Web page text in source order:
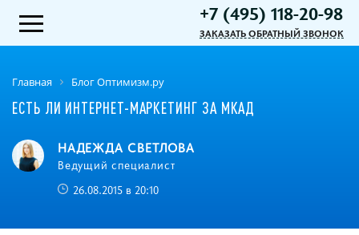
+7 (495) 118-20-98
ЗАКАЗАТЬ ОБРАТНЫЙ ЗВОНОК
Главная Блог Оптимизм.ру
ЕСТЬ ЛИ ИНТЕРНЕТ-МАРКЕТИНГ ЗА МКАД
НАДЕЖДА СВЕТЛОВА
Ведущий специалист
26.08.2015 в 20:10